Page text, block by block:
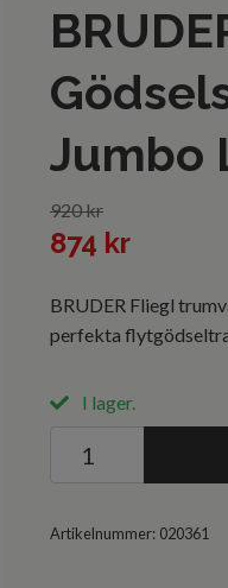
Jumbo
920 kr
874 kr
BRUDER Fliegl
perfekta
I lager.
Artikelnummer: 020361